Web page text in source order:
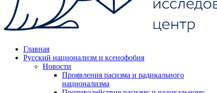
Главная
Русский национализм и ксенофобия
Новости
Проявления расизма и радикального
национализма